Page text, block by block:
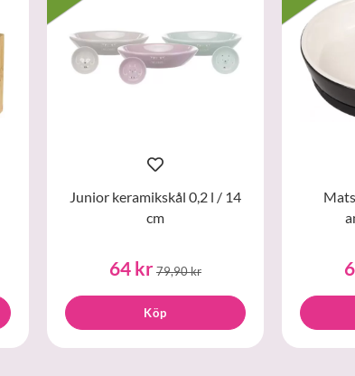
Junior keramikskål 0,2 l / 14
cm
64 kr79,90 kr
Köp